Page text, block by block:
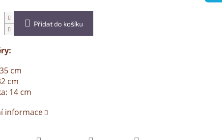
Přidat do košíku
cm
cm
14 cm
informace